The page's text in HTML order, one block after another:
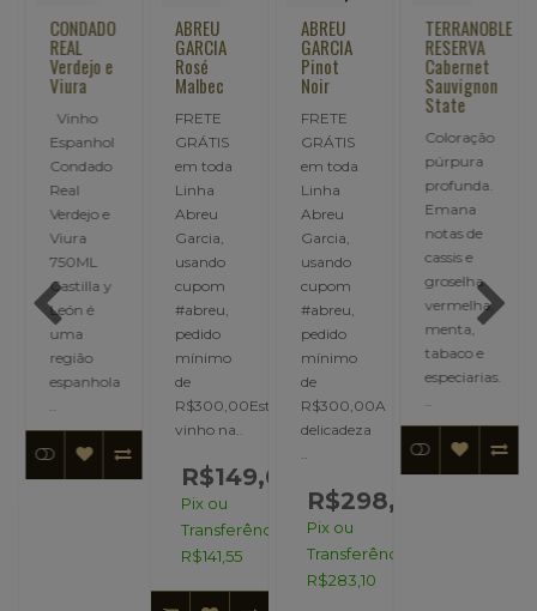
CONDADO
REAL
Verdejo e
Viura
Vinho
Espanhol
Condado
Real
Verdejo e
Viura
750ML
Castilla y
León é
uma
região
espanhola
ABREU
GARCIA
Rosé
Malbec
FRETE
GRÁTIS
em toda
Linha
Abreu
Garcia,
usando
cupom
#abreu,
pedido
mínimo
de
R$300,00Este
vinho na..
R$149,00
Pix ou
Transferência:
R$141,55
ABREU
GARCIA
Pinot
Noir
FRETE
GRÁTIS
em toda
Linha
Abreu
Garcia,
usando
cupom
#abreu,
pedido
mínimo
de
R$300,00A
delicadeza
R$298,00
Pix ou
Transferência:
R$283,10
TERRANOBLE
RESERVA
Cabernet
Sauvignon
State
Coloração
púrpura
profunda.
Emana
notas de
cassis e
groselha
vermelha,
menta,
tabaco e
especiarias.